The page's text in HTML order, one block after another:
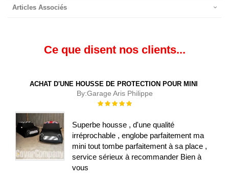
Articles Associés
Ce que disent nos clients...
ACHAT D'UNE HOUSSE DE PROTECTION POUR MINI
By:Garage Aris Philippe
Évaluation :
Superbe housse , d'une qualité
irréprochable , englobe parfaitement ma
mini tout tombe parfaitement à sa place ,
service sérieux à recommander Bien à
vous